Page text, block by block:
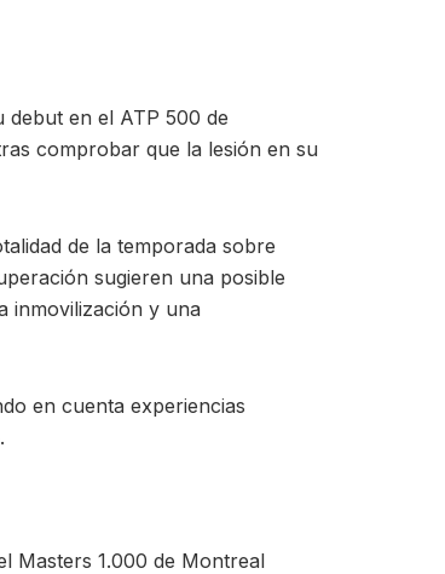
en el ATP 500 de
comprobar que la lesión en su
de la temporada sobre
sugieren una posible
inmovilización y una
en cuenta experiencias
Masters 1.000 de Montreal